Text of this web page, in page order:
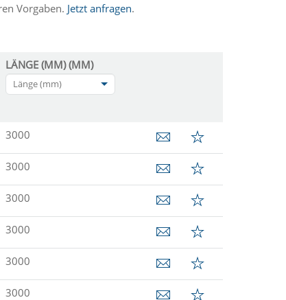
Vorgaben. Jetzt anfragen.
LÄNGE (MM) (MM)
Länge (mm)
3000
3000
3000
3000
3000
3000